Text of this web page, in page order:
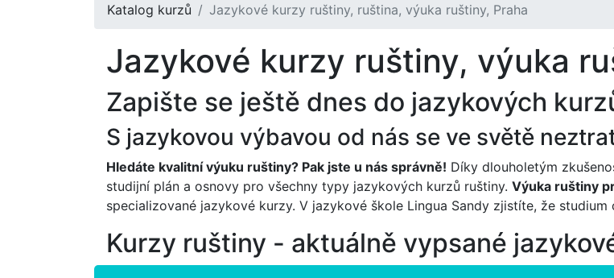
Katalog kurzů Jazykové kurzy ruštiny, ruština, výuka ruštiny, Praha
Jazykové kurzy ruštiny, výuka
Zapište se ještě dnes do jazykových
S jazykovou výbavou od nás se ve světě
Hledáte kvalitní výuku ruštiny? Pak jste u nás správně! Díky dlouholetým
studijní plán a osnovy pro všechny typy jazykových kurzů ruštiny. Výuka ruštiny
specializované jazykové kurzy. V jazykové škole Lingua Sandy zjistíte, že
Kurzy ruštiny - aktuálně vypsané